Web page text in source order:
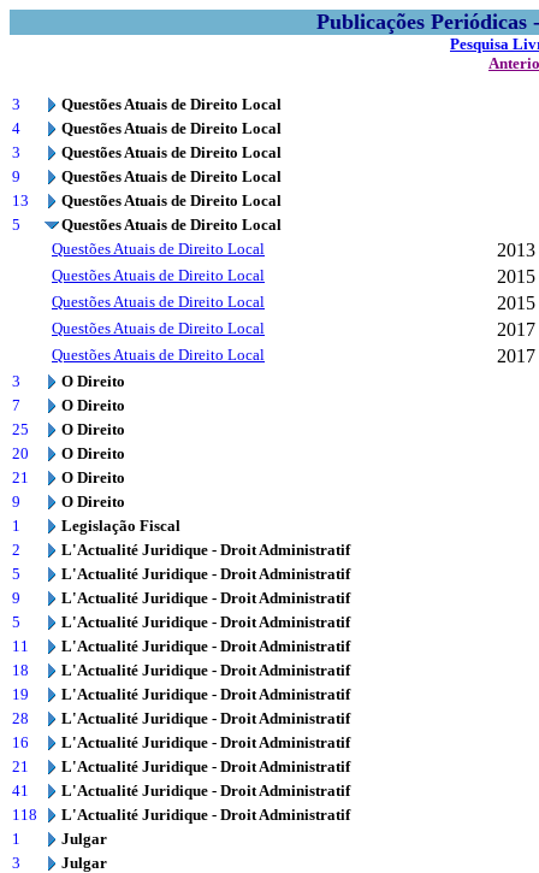
Publicações
Pesquisa
3
Questões Atuais de Direito Local
4
Questões Atuais de Direito Local
3
Questões Atuais de Direito Local
9
Questões Atuais de Direito Local
13
Questões Atuais de Direito Local
5
Questões Atuais de Direito Local
Questões Atuais de Direito Local
2013
Questões Atuais de Direito Local 2015
Questões Atuais de Direito Local 2015
Questões Atuais de Direito Local 2017
Questões Atuais de Direito Local 2017
3
O Direito
7
O Direito
25
O Direito
20
O Direito
21
O Direito
9
O Direito
1
Legislação Fiscal
2
L'Actualité Juridique - Droit Administratif
5
L'Actualité Juridique - Droit Administratif
9
L'Actualité Juridique - Droit Administratif
5
L'Actualité Juridique - Droit Administratif
11
L'Actualité Juridique - Droit Administratif
18
L'Actualité Juridique - Droit Administratif
19
L'Actualité Juridique - Droit Administratif
28
L'Actualité Juridique - Droit Administratif
16
L'Actualité Juridique - Droit Administratif
21
L'Actualité Juridique - Droit Administratif
41
L'Actualité Juridique - Droit Administratif
118
L'Actualité Juridique - Droit Administratif
1
Julgar
3
Julgar